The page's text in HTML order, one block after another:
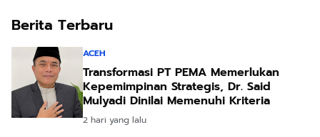
Berita Terbaru
ACEH
Transformasi PT PEMA Memerlukan
Kepemimpinan Strategis, Dr. Said
Mulyadi Dinilai Memenuhi Kriteria
2 hari yang lalu